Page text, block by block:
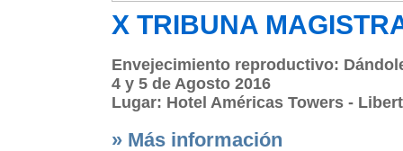
X TRIBUNA
Envejecimiento reproductivo:
4 y 5 de Agosto 2016
Lugar: Hotel Américas Towers -
» Más información